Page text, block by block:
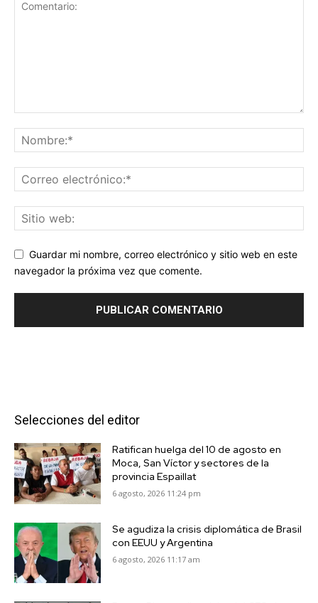
Guardar mi nombre, correo electrónico y sitio web en este
navegador la próxima vez que comente.
Selecciones del editor
Ratifican huelga del 10 de agosto en
Moca, San Víctor y sectores de la
provincia Espaillat
6 agosto, 2026 11:24 pm
Se agudiza la crisis diplomática de Brasil
con EEUU y Argentina
6 agosto, 2026 11:17 am